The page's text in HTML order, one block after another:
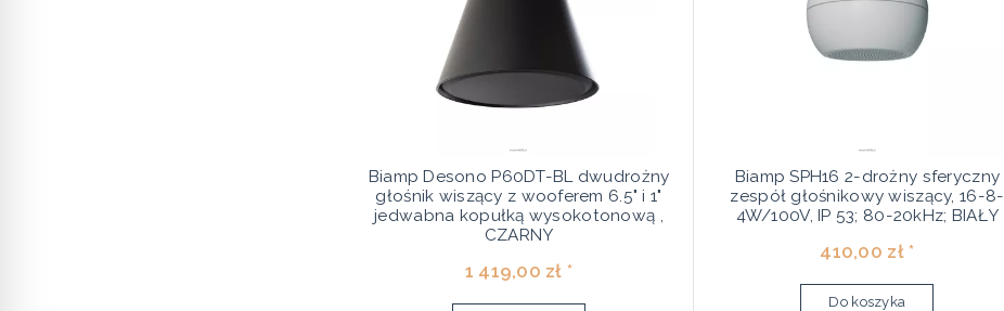
Biamp Desono P60DT-BL dwudrożny
głośnik wiszący z wooferem 6.5" i 1"
jedwabna kopułką wysokotonową ,
CZARNY
1 419,00 zł *
Biamp SPH16 2-drożny sferyczny
zespół głośnikowy wiszący, 16-8-
4W/100V, IP 53; 80-20kHz; BIAŁY
410,00 zł *
Do koszyka